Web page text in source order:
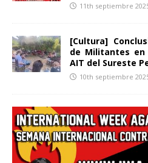
11th septiembre
[Cultura]
de Militantes en
AIT del Sureste
10th septiembre